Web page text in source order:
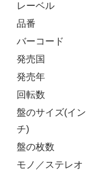
レーベル
品番
バーコード
発売国
発売年
回転数
盤のサイズ(イン
チ)
盤の枚数
モノ／ステレオ